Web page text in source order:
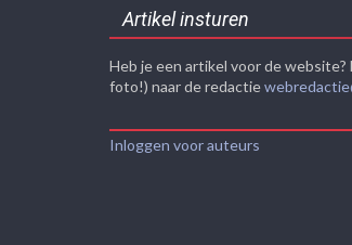
Artikel insturen
Heb je een artikel voor de website?
foto!) naar de redactie
Inloggen voor auteurs